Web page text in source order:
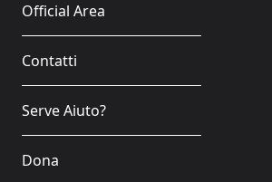
Official Area
Contatti
Serve Aiuto?
Dona